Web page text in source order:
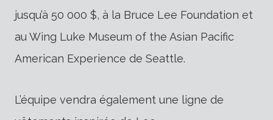
jusqu’à 50 000 $, à la Bruce Lee Foundation et
au Wing Luke Museum of the Asian Pacific
American Experience de Seattle.
L’équipe vendra également une ligne de